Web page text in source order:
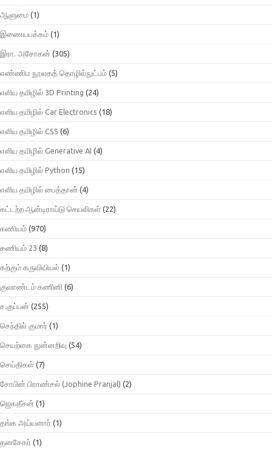
ஆளுமை (1)
இணையபக்கம் (1)
இரா. அசோகன் (305)
எண்ணிம நூலகத் தொழில்நுட்பம் (5)
எளிய தமிழில் 3D Printing (24)
எளிய தமிழில் Car Electronics (18)
எளிய தமிழில் CSS (6)
எளிய தமிழில் Generative AI (4)
எளிய தமிழில் Python (15)
எளிய தமிழில் பைத்தான் (4)
கட்டற்ற ஆன்டிராய்டு செயலிகள் (22)
கணியம் (970)
கணியம் 23 (8)
கற்கும் கருவியியல் (1)
குவாண்டம் கணினி (6)
ச.குப்பன் (255)
செந்தில் குமார் (1)
செயற்கை நுன்னறிவு (54)
செய்திகள் (7)
சோபின் பிராண்சல் (Jophine Pranjal) (2)
ஜெகதீசன் (1)
தங்க அய்யனார் (1)
தனசேகர் (1)